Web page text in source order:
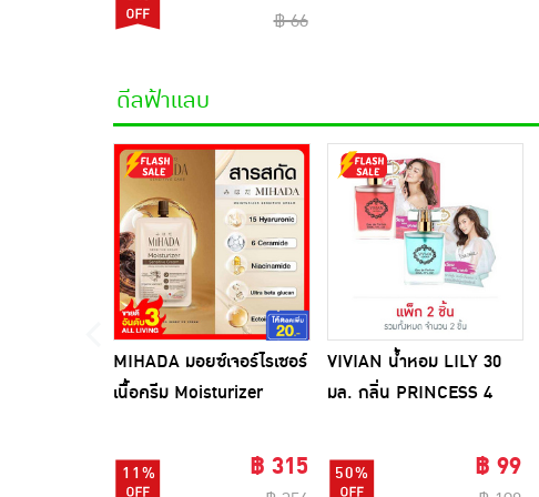
฿ 66
ดีลฟ้าแลบ
MIHADA มอยซ์เจอร์ไรเซอร์
เนื้อครีม Moisturizer
(แพ็ก 6 ชิ้น)
11% ฿ 315
VIVIAN น้ำหอม LILY 30
มล. กลิ่น PRINCESS 4
PRINCESS 5 (ผู้หญิงเซ็กซี่)
50% ฿ 99